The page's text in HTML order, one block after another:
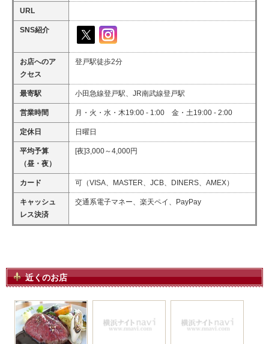
URL
SNS紹介
お店へのア
クセス
登戸駅徒歩2分
最寄駅 小田急線登戸駅、JR南武線登戸駅
営業時間 月・火・水・木19:00 - 1:00 金・土19:00 - 2:00
定休日 日曜日
平均予算
（昼・夜）
[夜]3,000～4,000円
カード 可（VISA、MASTER、JCB、DINERS、AMEX）
キャッシュ
レス決済
交通系電子マネー、楽天ペイ、PayPay
近くのお店